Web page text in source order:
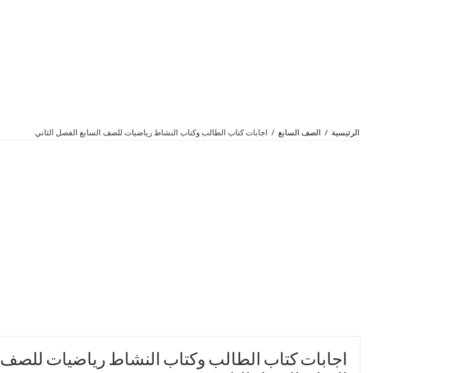
الرئيسية / الصف السابع / اجابات كتاب الطالب وكتاب النشاط رياضيات للصف السابع الفصل الثاني
اجابات كتاب الطالب وكتاب النشاط رياضيات للصف